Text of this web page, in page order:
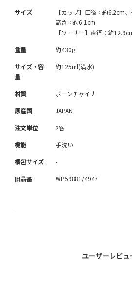
サイズ
【カップ】口径：約6.2cm
高さ：約6.1cm
【ソーサー】直径：約
重量 約430g
サイズ・容
量
約125ml(満水)
材質 ボーンチャイナ
原産国 JAPAN
注文単位 2客
機能 手洗い
梱包サイズ -
旧品番 WP59881/4947
ユーザーレビュ